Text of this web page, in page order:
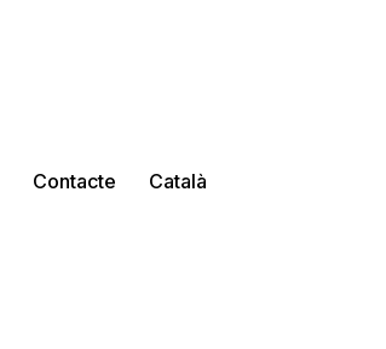
Contacte Català